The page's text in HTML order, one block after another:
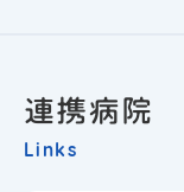
連携病院
Links